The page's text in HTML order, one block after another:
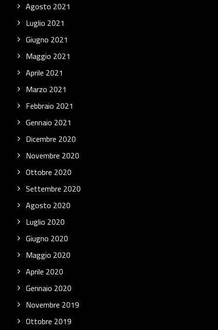
Agosto 2021
Luglio 2021
Giugno 2021
Maggio 2021
Aprile 2021
Marzo 2021
Febbraio 2021
Gennaio 2021
Dicembre 2020
Novembre 2020
Ottobre 2020
Settembre 2020
Agosto 2020
Luglio 2020
Giugno 2020
Maggio 2020
Aprile 2020
Gennaio 2020
Novembre 2019
Ottobre 2019